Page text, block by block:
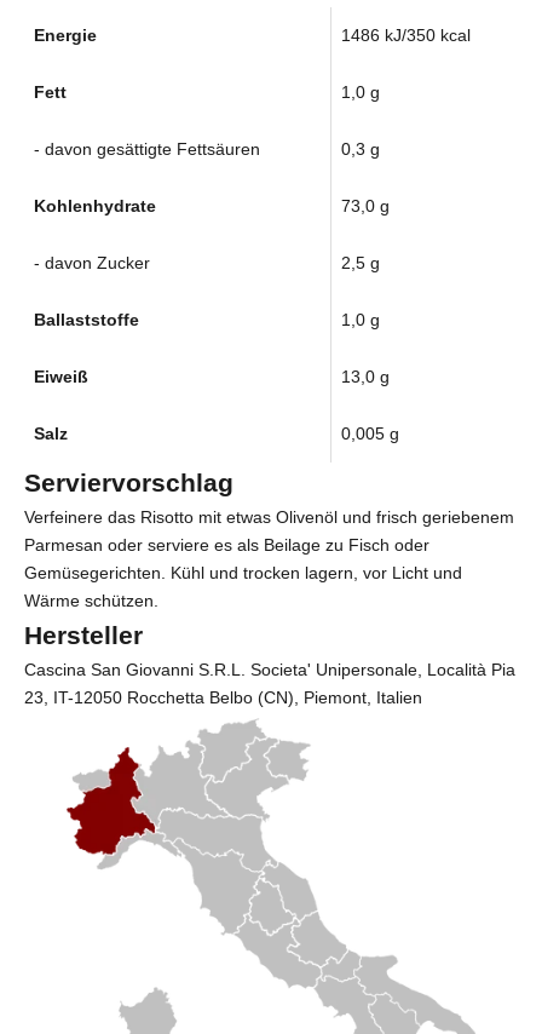
Energie 1486 kJ/350 kcal
Fett 1,0 g
- davon gesättigte Fettsäuren 0,3 g
Kohlenhydrate 73,0 g
- davon Zucker 2,5 g
Ballaststoffe 1,0 g
Eiweiß 13,0 g
Salz 0,005 g
Serviervorschlag
Verfeinere das Risotto mit etwas Olivenöl und frisch geriebenem
Parmesan oder serviere es als Beilage zu Fisch oder
Gemüsegerichten. Kühl und trocken lagern, vor Licht und
Wärme schützen.
Hersteller
Cascina San Giovanni S.R.L. Societa' Unipersonale , Località Pia
23, IT-12050 Rocchetta Belbo (CN), Piemont, Italien